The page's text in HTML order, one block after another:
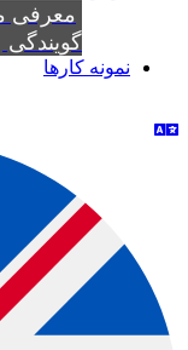
معرفی ما
گویندگی
نمونه کارها